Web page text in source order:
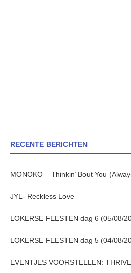
RECENTE BERICHTEN
MONOKO – Thinkin’ Bout You
JYL- Reckless Love
LOKERSE FEESTEN dag 6 (05/08/
LOKERSE FEESTEN dag 5 (04/08/
EVENTJES VOORSTELLEN: